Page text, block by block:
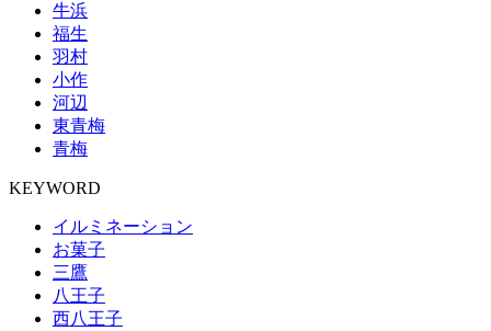
牛浜
福生
羽村
小作
河辺
東青梅
青梅
KEYWORD
イルミネーション
お菓子
三鷹
八王子
西八王子